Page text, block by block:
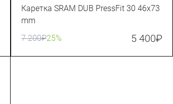
Каретка SRAM DUB PressFit 30 46x73
mm
7 200₽25% 5 400₽